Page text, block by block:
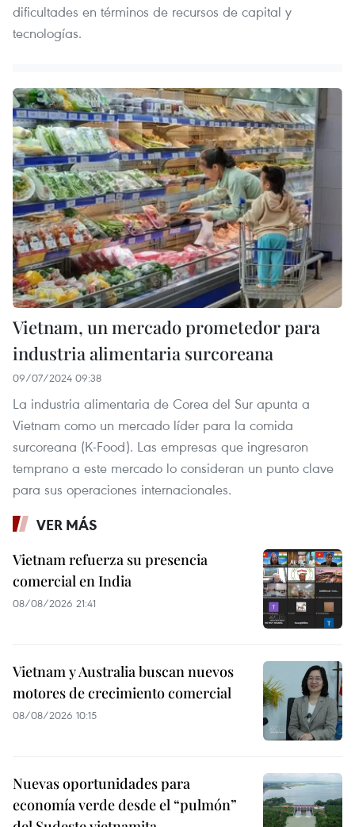
dificultades en términos de recursos de capital y
tecnologías.
Vietnam, un mercado prometedor para
industria alimentaria surcoreana
09/07/2024 09:38
La industria alimentaria de Corea del Sur apunta a
Vietnam como un mercado líder para la comida
surcoreana (K-Food). Las empresas que ingresaron
temprano a este mercado lo consideran un punto clave
para sus operaciones internacionales.
VER MÁS
Vietnam refuerza su presencia
comercial en India
08/08/2026 21:41
Vietnam y Australia buscan nuevos
motores de crecimiento comercial
08/08/2026 10:15
Nuevas oportunidades para
economía verde desde el “pulmón”